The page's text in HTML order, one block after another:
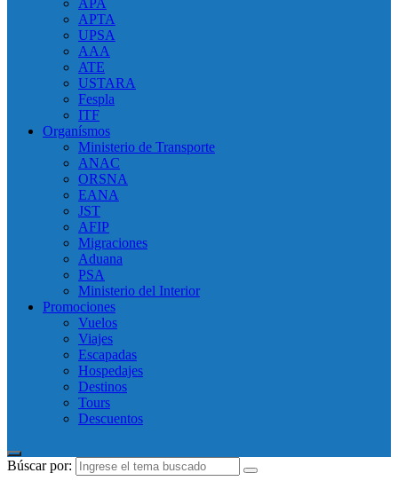
APA
APTA
UPSA
AAA
ATE
USTARA
Fespla
ITF
Organísmos
Ministerio de Transporte
ANAC
ORSNA
EANA
JST
AFIP
Migraciones
Aduana
PSA
Ministerio del Interior
Promociones
Vuelos
Viajes
Escapadas
Hospedajes
Destinos
Tours
Descuentos
Búscar por: